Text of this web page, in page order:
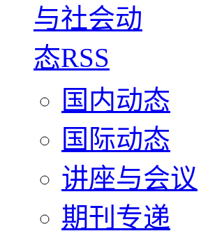
国内动态
国际动态
讲座与会议
期刊专递